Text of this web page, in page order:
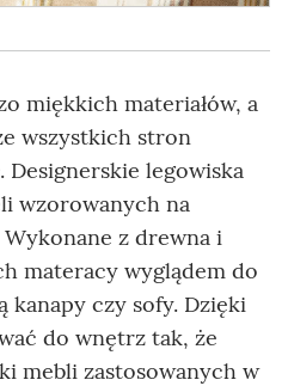
miękkich materiałów, a
wszystkich stron
legowiska
wzorowanych na
z drewna i
materacy wyglądem do
kanapy czy sofy. Dzięki
do wnętrz tak, że
mebli zastosowanych w